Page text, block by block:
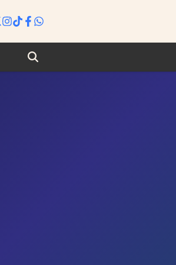
Search